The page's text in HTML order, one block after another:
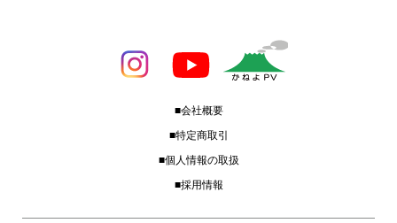
■会社概要
■特定商取引
■個人情報の取扱
■採用情報